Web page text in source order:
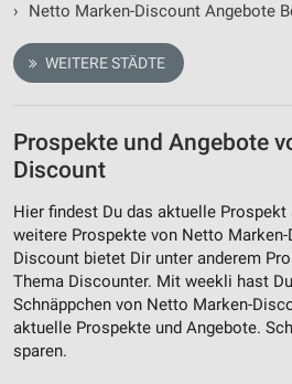
›
Netto Marken-Discount Angebote
WEITERE STÄDTE
Prospekte und Angebote
Discount
Hier findest Du das aktuelle
weitere Prospekte von Netto
Discount bietet Dir unter anderem
Thema Discounter. Mit weekli hast
Schnäppchen von Netto Marken-
aktuelle Prospekte und Angebote.
sparen.